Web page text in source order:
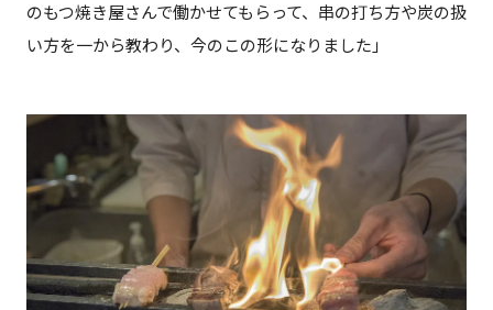
のもつ焼き屋さんで働かせてもらって、串の打ち方や炭の扱
い方を一から教わり、今のこの形になりました」